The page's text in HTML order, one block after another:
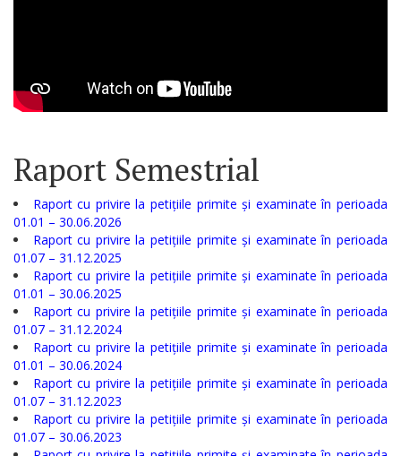
Serviciul
Arhitectură,
și
Cadastru
Serviciul
Arhivă
Serviciul
Juridic
Serviciul
Audit
Raport Semestrial
Raport cu privire la petițiile primite și examinate în perioada
01.01 – 30.06.2026
Raport cu privire la petițiile primite și examinate în perioada
01.07 – 31.12.2025
Raport cu privire la petițiile primite și examinate în perioada
01.01 – 30.06.2025
Raport cu privire la petițiile primite și examinate în perioada
01.07 – 31.12.2024
Raport cu privire la petițiile primite și examinate în perioada
01.01 – 30.06.2024
Raport cu privire la petițiile primite și examinate în perioada
01.07 – 31.12.2023
Raport cu privire la petițiile primite și examinate în perioada
01.07 – 30.06.2023